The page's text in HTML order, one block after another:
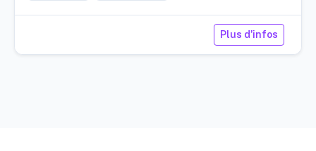
Plus d'infos